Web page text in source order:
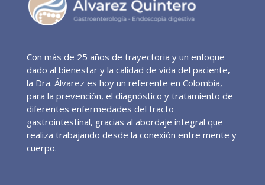
Con más de 25 años de trayectoria y un enfoque
dado al bienestar y la calidad de vida del paciente,
la Dra. Álvarez es hoy un referente en Colombia,
para la prevención, el diagnóstico y tratamiento de
diferentes enfermedades del tracto
gastrointestinal, gracias al abordaje integral que
realiza trabajando desde la conexión entre mente y
cuerpo.